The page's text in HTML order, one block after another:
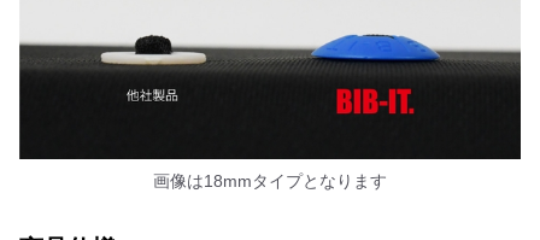
画像は18mmタイプとなります